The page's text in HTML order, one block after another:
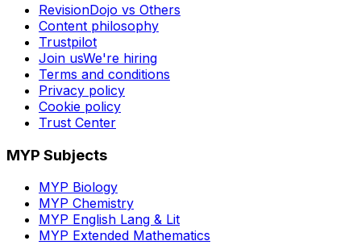
RevisionDojo vs Others
Content philosophy
Trustpilot
Join usWe're hiring
Terms and conditions
Privacy policy
Cookie policy
Trust Center
MYP Subjects
MYP Biology
MYP Chemistry
MYP English Lang & Lit
MYP Extended Mathematics